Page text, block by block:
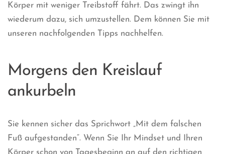
Körper mit weniger Treibstoff fährt. Das zwingt ihn
wiederum dazu, sich umzustellen. Dem können Sie mit
unseren nachfolgenden Tipps nachhelfen.
Morgens den Kreislauf
ankurbeln
Sie kennen sicher das Sprichwort „Mit dem falschen
Fuß aufgestanden“. Wenn Sie Ihr Mindset und Ihren
Körper schon von Tagesbeginn an auf den richtigen